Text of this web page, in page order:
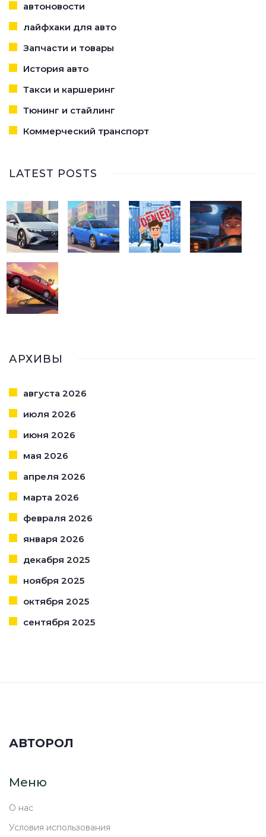
автоновости
лайфхаки для авто
Запчасти и товары
История авто
Такси и каршеринг
Тюнинг и стайлинг
Коммерческий транспорт
LATEST POSTS
АРХИВЫ
августа 2026
июля 2026
июня 2026
мая 2026
апреля 2026
марта 2026
февраля 2026
января 2026
декабря 2025
ноября 2025
октября 2025
сентября 2025
АВТОРОЛ
Меню
О нас
Условия использования